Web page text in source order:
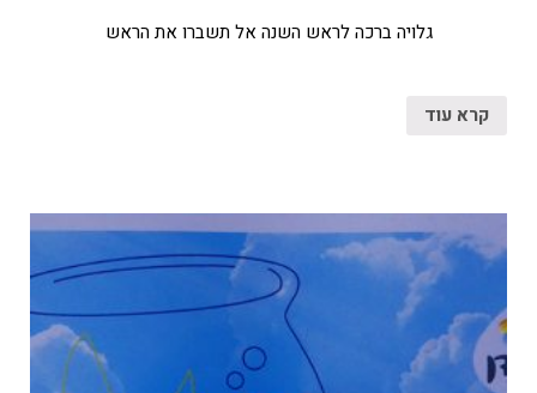
גלויה ברכה לראש השנה אל תשברו את הראש
קרא עוד